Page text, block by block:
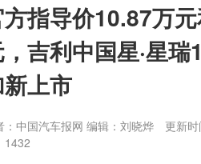
指导价10.87万
吉利中国星·星
上市
：中国汽车报网 编辑：刘晓烨
更新
1432